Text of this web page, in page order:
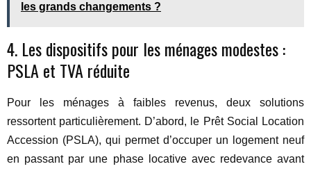
les grands changements ?
4. Les dispositifs pour les ménages modestes :
PSLA et TVA réduite
Pour les ménages à faibles revenus, deux solutions
ressortent particulièrement. D’abord, le Prêt Social Location
Accession (PSLA), qui permet d’occuper un logement neuf
en passant par une phase locative avec redevance avant